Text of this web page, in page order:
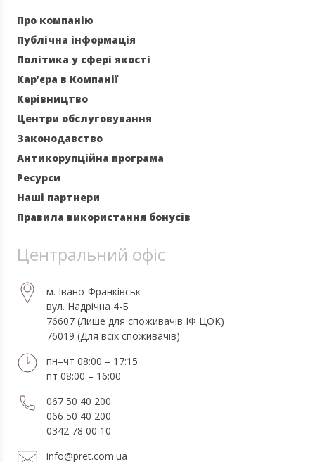
Про компанію
Публічна інформація
Політика у сфері якості
Кар’єра в Компанії
Керівництво
Центри обслуговування
Законодавство
Антикорупційна програма
Ресурси
Наші партнери
Правила використання бонусів
Центральний офіс
м. Івано-Франківськ
вул. Надрічна 4-Б
76607 (Лише для споживачів ІФ ЦОК)
76019 (Для всіх споживачів)
пн–чт 08:00 – 17:15
пт 08:00 – 16:00
067 50 40 200
066 50 40 200
0342 78 00 10
info@pret.com.ua